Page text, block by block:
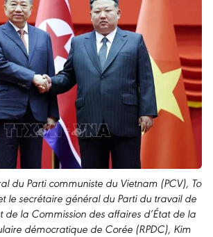
du Parti communiste du Vietnam (PCV), To
le secrétaire général du Parti du travail de
de la Commission des affaires d’État de la
démocratique de Corée (RPDC), Kim